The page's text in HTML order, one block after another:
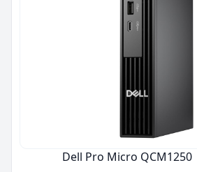
Dell Pro Micro QCM1250